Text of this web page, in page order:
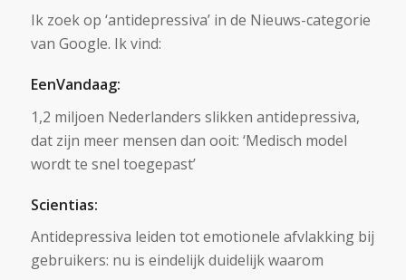
Ik zoek op ‘antidepressiva’ in de Nieuws-categorie
van Google. Ik vind:
EenVandaag:
1,2 miljoen Nederlanders slikken antidepressiva,
dat zijn meer mensen dan ooit: ‘Medisch model
wordt te snel toegepast’
Scientias:
Antidepressiva leiden tot emotionele afvlakking bij
gebruikers: nu is eindelijk duidelijk waarom